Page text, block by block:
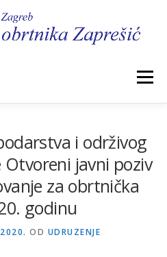
Izbornik
KOMORSKI DOPRINOS
i održivog
Otvoreni javni poziv
za obrtnička
godinu
OD UDRUZENJE